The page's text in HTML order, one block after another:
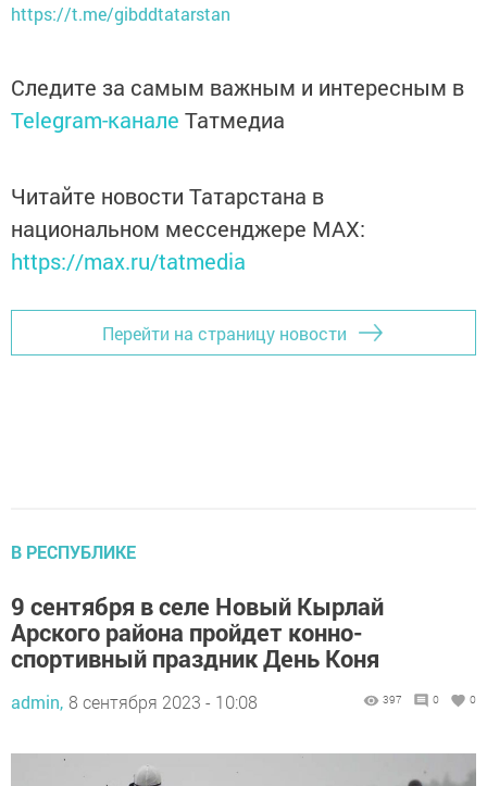
https://t.me/gibddtatarstan
Следите за самым важным и интересным в
Telegram-канале Татмедиа
Читайте новости Татарстана в
национальном мессенджере MАХ:
https://max.ru/tatmedia
Перейти на страницу новости
В РЕСПУБЛИКЕ
9 сентября в селе Новый Кырлай
Арского района пройдет конно-
спортивный праздник День Коня
admin, 8 сентября 2023 - 10:08 397 0 0